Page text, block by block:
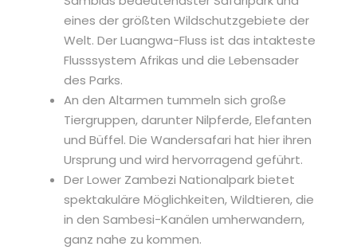
eines der größten Wildschutzgebiete der
Welt. Der Luangwa-Fluss ist das intakteste
Flusssystem Afrikas und die Lebensader
des Parks.
An den Altarmen tummeln sich große
Tiergruppen, darunter Nilpferde, Elefanten
und Büffel. Die Wandersafari hat hier ihren
Ursprung und wird hervorragend geführt.
Der Lower Zambezi Nationalpark bietet
spektakuläre Möglichkeiten, Wildtieren, die
in den Sambesi-Kanälen umherwandern,
ganz nahe zu kommen.